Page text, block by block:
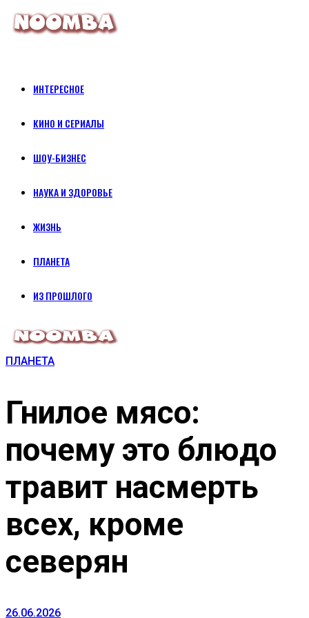
ИНТЕРЕСНОЕ
КИНО И СЕРИАЛЫ
ШОУ-БИЗНЕС
НАУКА И ЗДОРОВЬЕ
ЖИЗНЬ
ПЛАНЕТА
ИЗ ПРОШЛОГО
ПЛАНЕТА
Гнилое мясо:
почему это блюдо
травит насмерть
всех, кроме
северян
26.06.2026